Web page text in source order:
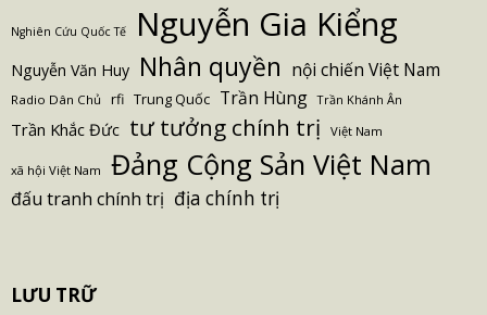
Nghiên Cứu Quốc Tế Nguyễn Gia Kiểng
Nguyễn Văn Huy Nhân quyền nội chiến Việt Nam
Radio Dân Chủ rfi Trung Quốc Trần Hùng Trần Khánh Ân
Trần Khắc Đức tư tưởng chính trị Việt Nam
xã hội Việt Nam Đảng Cộng Sản Việt Nam
đấu tranh chính trị địa chính trị
LƯU TRỮ